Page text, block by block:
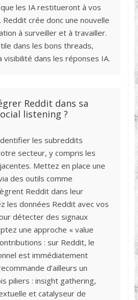
les IA restitueront à vos
crée donc une nouvelle
à surveiller et à travailler.
dans les bons threads,
visibilité dans les réponses IA.
Reddit dans sa
listening ?
les subreddits
secteur, y compris les
Mettez en place une
des outils comme
Reddit dans leur
les données Reddit avec vos
détecter des signaux
une approche « value
: sur Reddit, le
est immédiatement
d’ailleurs un
piliers : insight gathering,
et catalyseur de